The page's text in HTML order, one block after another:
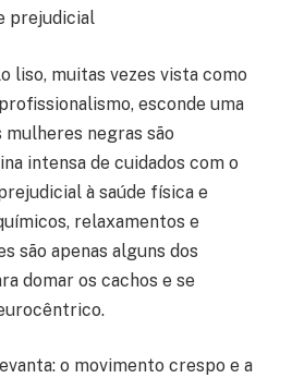
prejudicial
liso, muitas vezes vista como
esconde uma
mulheres negras são
intensa de cuidados com o
à saúde física e
relaxamentos e
são apenas alguns dos
domar os cachos e se
o movimento crespo e a